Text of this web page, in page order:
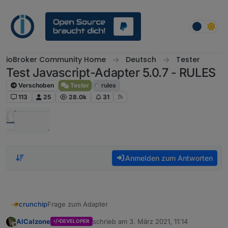
ioBroker Community Home Deutsch Tester
Test Javascript-Adapter 5.0.7 - RULES
Verschoben Tester
rules
113
25 28.0k 31
Anmelden zum Antworten
crunchipFrage zum Adapter
Im Zusammenhang mit der Umstellung von Redis auf
AlCalzone DEVELOPER schrieb am 3. März 2021, 11:14
zuletzt editiert von